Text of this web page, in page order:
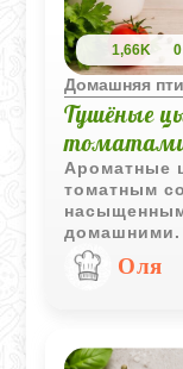
1,66K 0
Домашняя
Тушёные
Ароматные
томатным
домашними.
курицу,
базилик,
Оля